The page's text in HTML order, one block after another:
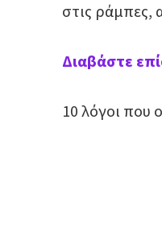
στις ράμπες,
Διαβάστε
10 λόγοι που